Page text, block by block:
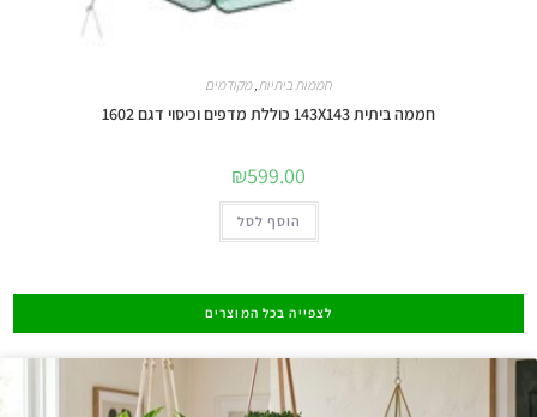
חממות ביתיות,מקודמים
חממה ביתית 143X143 כוללת מדפים וכיסוי דגם 1602
₪599.00
הוסף לסל
לצפייה בכל המוצרים